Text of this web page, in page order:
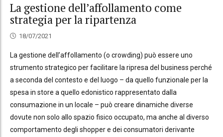
La gestione dell’affollamento come
strategia per la ripartenza
18/07/2021
La gestione dell’affollamento (o crowding) può essere uno
strumento strategico per facilitare la ripresa del business perché
a seconda del contesto e del luogo – da quello funzionale per la
spesa in store a quello edonistico rappresentato dalla
consumazione in un locale – può creare dinamiche diverse
dovute non solo allo spazio fisico occupato, ma anche al diverso
comportamento degli shopper e dei consumatori derivante